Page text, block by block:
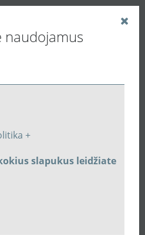
naudojamus
+
slapukus leidžiate
26,40 €